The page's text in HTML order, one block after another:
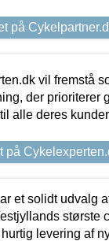
på
vil fremstå
der prioriterer
alle deres
på
et solidt udvalg
største
levering af